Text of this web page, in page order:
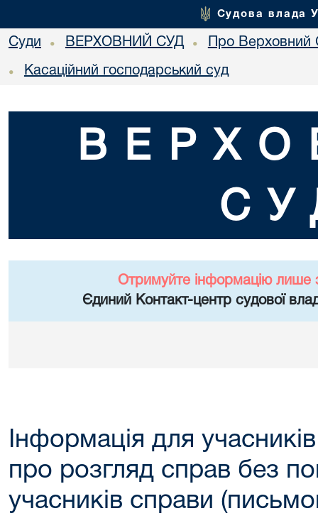
Судова влада
Суди • ВЕРХОВНИЙ СУД • Про Верховний
• Касаційний господарський суд
Отримуйте інформацію лише
Єдиний Контакт-центр судової
Інформація для
про розгляд справ без
учасників справи